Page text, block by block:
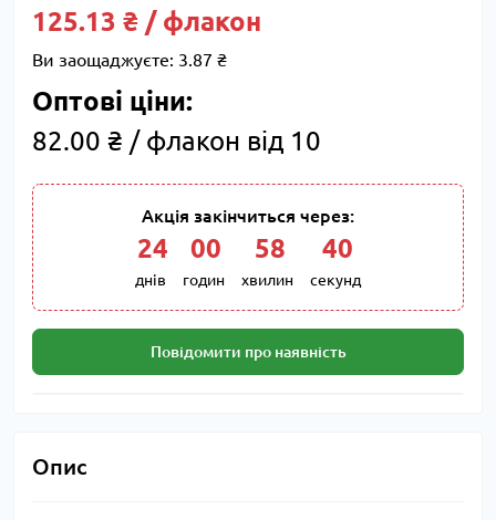
125.13 ₴ / флакон
Ви заощаджуєте: 3.87 ₴
Оптові ціни:
82.00 ₴ / флакон від 10
Акція закінчиться через:
24
днів
00
годин
58
хвилин
39
секунд
Повідомити про наявність
Опис